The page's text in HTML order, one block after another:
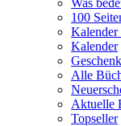
Was
100
Kalender
Kalender
Alle
Aktuelle
Topseller